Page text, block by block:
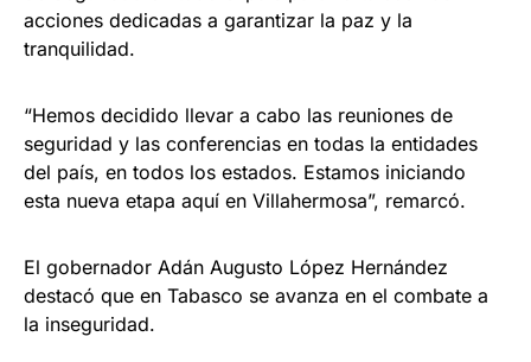
acciones dedicadas a garantizar la paz y la
tranquilidad.
“Hemos decidido llevar a cabo las reuniones de
seguridad y las conferencias en todas la entidades
del país, en todos los estados. Estamos iniciando
esta nueva etapa aquí en Villahermosa”, remarcó.
El gobernador Adán Augusto López Hernández
destacó que en Tabasco se avanza en el combate a
la inseguridad.